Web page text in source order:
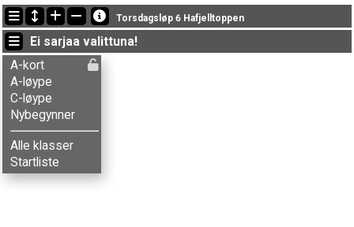
Viimeisimmät tulokset
19:51:41: Olene H. Vognild (Nybegynner) maalissa with status finished
19:48:17: Emelie H. Vognild (Nybegynner
19:43:50: Alma G-Mørkve (Nybegynner) maalissa with status finished
Torsdagsløp 6 Hafjelltoppen
Ei sarjaa valittuna!
A-kort
A-løype
C-løype
Nybegynner
Alle klasser
Startliste